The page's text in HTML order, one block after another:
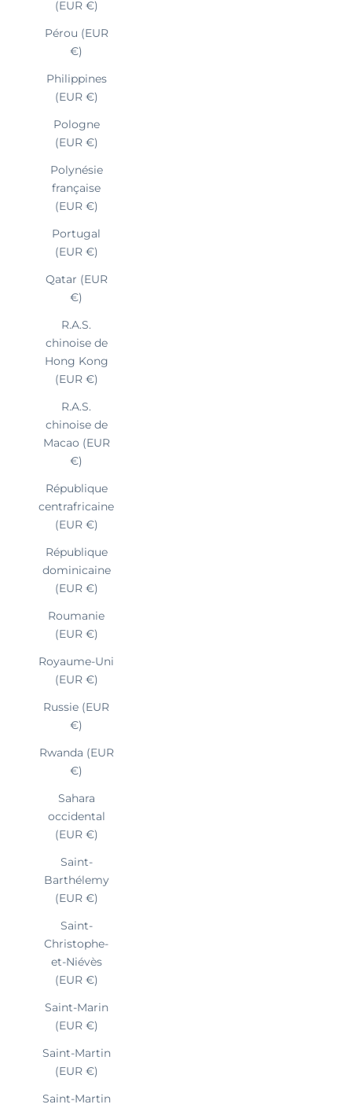
(EUR €)
Pérou (EUR
€)
Philippines
(EUR €)
Pologne
(EUR €)
Polynésie
française
(EUR €)
Portugal
(EUR €)
Qatar (EUR
€)
R.A.S.
chinoise de
Hong Kong
(EUR €)
R.A.S.
chinoise de
Macao (EUR
€)
République
centrafricaine
(EUR €)
République
dominicaine
(EUR €)
Roumanie
(EUR €)
Royaume-Uni
(EUR €)
Russie (EUR
€)
Rwanda (EUR
€)
Sahara
occidental
(EUR €)
Saint-
Barthélemy
(EUR €)
Saint-
Christophe-
et-Niévès
(EUR €)
Saint-Marin
(EUR €)
Saint-Martin
(EUR €)
Saint-Martin